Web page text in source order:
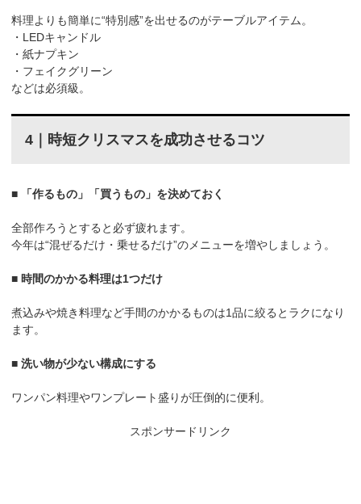
料理よりも簡単に“特別感”を出せるのがテーブルアイテム。
・LEDキャンドル
・紙ナプキン
・フェイクグリーン
などは必須級。
4｜時短クリスマスを成功させるコツ
■ 「作るもの」「買うもの」を決めておく
全部作ろうとすると必ず疲れます。
今年は“混ぜるだけ・乗せるだけ”のメニューを増やしましょう。
■ 時間のかかる料理は1つだけ
煮込みや焼き料理など手間のかかるものは1品に絞るとラクになり
ます。
■ 洗い物が少ない構成にする
ワンパン料理やワンプレート盛りが圧倒的に便利。
スポンサードリンク